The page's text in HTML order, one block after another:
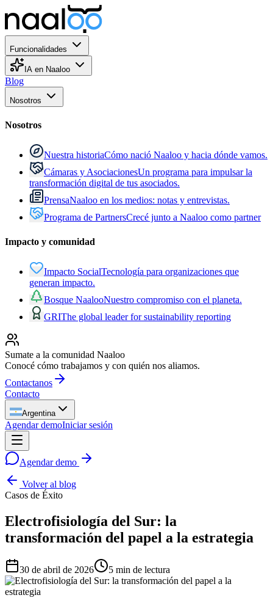
Funcionalidades
IA en Naaloo
Blog
Nosotros
Nosotros
Nuestra historiaCómo nació Naaloo y hacia dónde vamos.
Cámaras y AsociacionesUn programa para impulsar la
transformación digital de tus asociados.
PrensaNaaloo en los medios: notas y entrevistas.
Programa de PartnersCrecé junto a Naaloo como partner
Impacto y comunidad
Impacto SocialTecnología para organizaciones que
generan impacto.
Bosque NaalooNuestro compromiso con el planeta.
GRIThe global leader for sustainability reporting
Sumate a la comunidad Naaloo
Conocé cómo trabajamos y con quién nos aliamos.
Contactanos
Contacto
Argentina
Agendar demoIniciar sesión
Agendar demo
Volver al blog
Casos de Éxito
Electrofisiología del Sur: la
transformación del papel a la estrategia
30 de abril de 2026 5 min de lectura